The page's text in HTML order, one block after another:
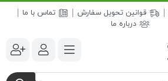
قوانین تحویل سفارش
تماس با ما
درباره ما